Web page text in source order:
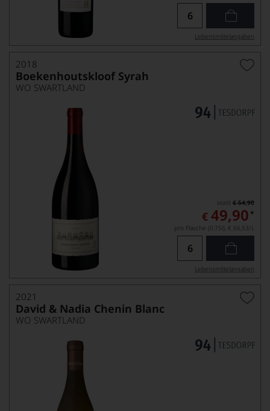
Lebensmittel­angaben
2018
Boekenhoutskloof Syrah
WO SWARTLAND
€ 54,90
€ 49,90 *
pro Flasche (0.75l), € 66,53/L
Lebensmittel­angaben
2021
David & Nadia Chenin Blanc
WO SWARTLAND